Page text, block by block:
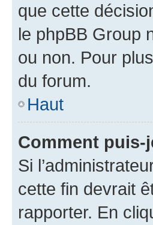
que cette
le phpBB Group
ou non. Pour
du forum.
Haut
Comment puis-
Si
cette fin devrait
rapporter. En